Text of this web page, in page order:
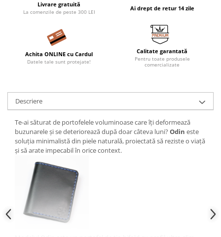
Livrare gratuită
La comenzile de peste 300 LEI
Ai drept de retur 14 zile
Achita ONLINE cu Cardul
Datele tale sunt protejate!
Calitate garantată
Pentru toate produsele
comercializate
Descriere
Te-ai săturat de portofelele voluminoase care îți deformează
buzunarele și se deteriorează după doar câteva luni? Odin este
soluția minimalistă din piele naturală, proiectată să reziste o viață
și să arate impecabil în orice context.